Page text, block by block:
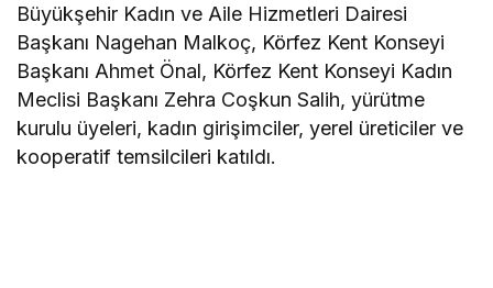
Büyükşehir Kadın ve Aile Hizmetleri Dairesi
Başkanı Nagehan Malkoç, Körfez Kent Konseyi
Başkanı Ahmet Önal, Körfez Kent Konseyi Kadın
Meclisi Başkanı Zehra Coşkun Salih, yürütme
kurulu üyeleri, kadın girişimciler, yerel üreticiler ve
kooperatif temsilcileri katıldı.